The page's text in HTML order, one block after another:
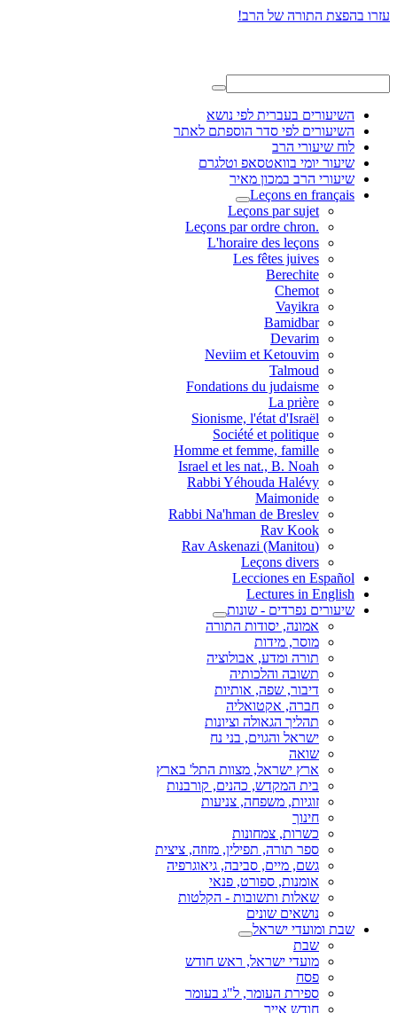
עזרו בהפצת התורה של הרב!
השיעורים בעברית לפי נושא
השיעורים לפי סדר הוספתם לאתר
לוח שיעורי הרב
שיעור יומי בוואטסאפ וטלגרם
שיעורי הרב במכון מאיר
Leçons en français
Leçons par sujet
.Leçons par ordre chron
L'horaire des leçons
Les fêtes juives
Berechite
Chemot
Vayikra
Bamidbar
Devarim
Neviim et Ketouvim
Talmoud
Fondations du judaisme
La prière
Sionisme, l'état d'Israël
Société et politique
Homme et femme, famille
Israel et les nat., B. Noah
Rabbi Yéhouda Halévy
Maimonide
Rabbi Na'hman de Breslev
Rav Kook
(Rav Askenazi (Manitou
Leçons divers
Lecciones en Español
Lectures in English
שיעורים נפרדים - שונות
אמונה, יסודות התורה
מוסר, מידות
תורה ומדע, אבולוציה
תשובה והלכותיה
דיבור, שפה, אותיות
חברה, אקטואליה
תהליך הגאולה וציונות
ישראל והגוים, בני נח
שואה
ארץ ישראל, מצוות התל' בארץ
בית המקדש, כהנים, קורבנות
זוגיות, משפחה, צניעות
חינוך
כשרות, צמחונות
ספר תורה, תפילין, מזוזה, ציצית
גשם, מיים, סביבה, גיאוגרפיה
אומנות, ספורט, פנאי
שאלות ותשובות - הקלטות
נושאים שונים
שבת ומועדי ישראל
שבת
מועדי ישראל, ראש חודש
פסח
ספירת העומר, ל"ג בעומר
חודש אייר